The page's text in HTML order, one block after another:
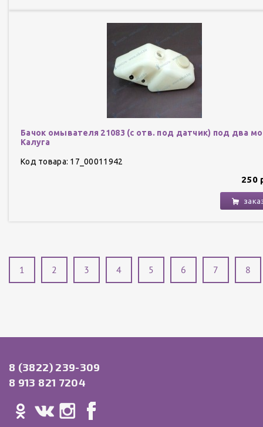
Бачок омывателя 21083 (с отв. под датчик) под два
Калуга
Код товара: 17_00011942
250
1 2 3 4 5 6 7 8
8 (3822) 239-309
8 913 821 7204